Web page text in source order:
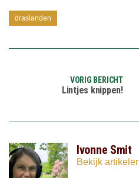
draslanden
VORIG BERICHT
Lintjes knippen!
Ivonne Smit
Bekijk